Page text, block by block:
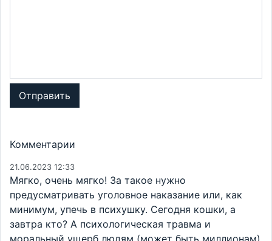
Отправить
Комментарии
21.06.2023 12:33
Мягко, очень мягко! За такое нужно
предусматривать уголовное наказание или, как
минимум, упечь в психушку. Сегодня кошки, а
завтра кто? А психологическая травма и
моральный ущерб людям (может быть миллионам)